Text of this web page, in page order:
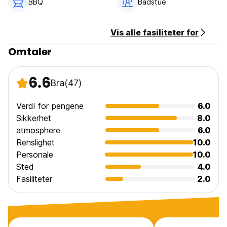
Resepsjonen: kl. 07.00 - 23.00.
BBQ Badstue
Vis alle fasiliteter for
Omtaler
6.6Bra(47)
Verdi for pengene
6.0
Sikkerhet
8.0
atmosphere
6.0
Renslighet
10.0
Personale
10.0
Sted
4.0
Fasiliteter
2.0